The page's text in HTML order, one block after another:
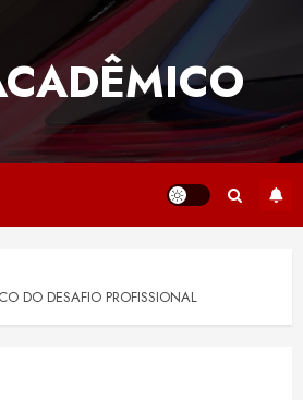
DO DESAFIO PROFISSIONAL